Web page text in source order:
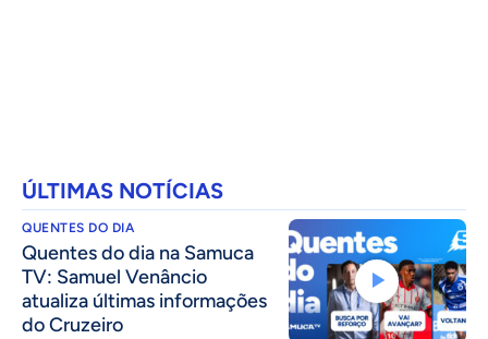
ÚLTIMAS NOTÍCIAS
QUENTES DO DIA
Quentes do dia na Samuca
TV: Samuel Venâncio
atualiza últimas informações
do Cruzeiro